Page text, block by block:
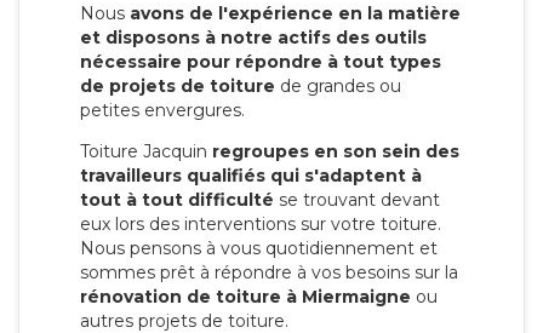
Nous avons de l'expérience en la matière
et disposons à notre actifs des outils
nécessaire pour répondre à tout types
de projets de toiture de grandes ou
petites envergures.
Toiture Jacquin regroupes en son sein des
travailleurs qualifiés qui s'adaptent à
tout à tout difficulté se trouvant devant
eux lors des interventions sur votre toiture.
Nous pensons à vous quotidiennement et
sommes prêt à répondre à vos besoins sur la
rénovation de toiture à Miermaigne ou
autres projets de toiture.